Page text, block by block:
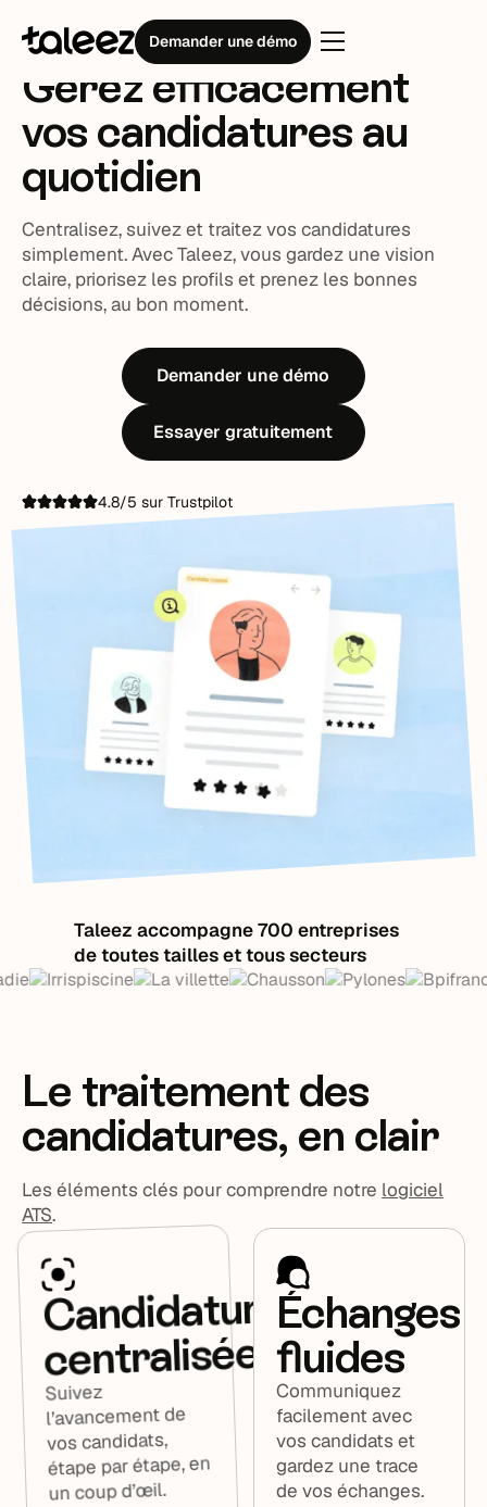
Demander une démo
Traitement des candidatures
Gérez efficacement
vos candidatures au
quotidien
Centralisez, suivez et traitez vos candidatures
simplement. Avec Taleez, vous gardez une vision
claire, priorisez les profils et prenez les bonnes
décisions, au bon moment.
Demander une démo
Essayer gratuitement
4.8/5 sur Trustpilot
Taleez accompagne 700 entreprises
de toutes tailles et tous secteurs
Le traitement des
candidatures, en clair
Les éléments clés pour comprendre notre logiciel
ATS.
Candidatures
centralisées
Suivez
l’avancement de
vos candidats,
étape par étape, en
un coup d’œil.
Échanges
fluides
Communiquez
facilement avec
vos candidats et
gardez une trace
de vos échanges.